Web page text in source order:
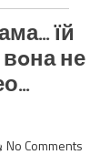
їй
не
No Comments